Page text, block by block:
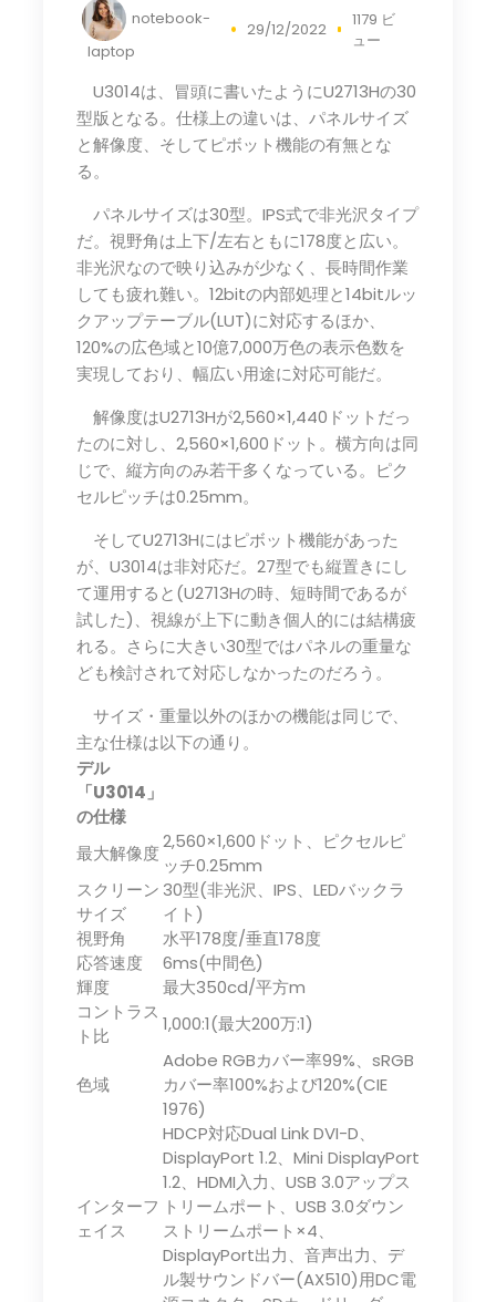
notebook-
laptop
29/12/2022
1179 ビ
ュー
U3014は、冒頭に書いたようにU2713Hの30
型版となる。仕様上の違いは、パネルサイズ
と解像度、そしてピボット機能の有無とな
る。
パネルサイズは30型。IPS式で非光沢タイプ
だ。視野角は上下/左右ともに178度と広い。
非光沢なので映り込みが少なく、長時間作業
しても疲れ難い。12bitの内部処理と14bitルッ
クアップテーブル(LUT)に対応するほか、
120%の広色域と10億7,000万色の表示色数を
実現しており、幅広い用途に対応可能だ。
解像度はU2713Hが2,560×1,440ドットだっ
たのに対し、2,560×1,600ドット。横方向は同
じで、縦方向のみ若干多くなっている。ピク
セルピッチは0.25mm。
そしてU2713Hにはピボット機能があった
が、U3014は非対応だ。27型でも縦置きにし
て運用すると(U2713Hの時、短時間であるが
試した)、視線が上下に動き個人的には結構疲
れる。さらに大きい30型ではパネルの重量な
ども検討されて対応しなかったのだろう。
サイズ・重量以外のほかの機能は同じで、
主な仕様は以下の通り。
デル
「U3014」
の仕様
最大解像度
2,560×1,600ドット、ピクセルピ
ッチ0.25mm
スクリーン
サイズ
30型(非光沢、IPS、LEDバックラ
イト)
視野角
水平178度/垂直178度
応答速度
6ms(中間色)
輝度
最大350cd/平方m
コントラス
ト比
1,000:1(最大200万:1)
色域
Adobe RGBカバー率99%、sRGB
カバー率100%および120%(CIE
1976)
インターフ
ェイス
HDCP対応Dual Link DVI-D、
DisplayPort 1.2、Mini DisplayPort
1.2、HDMI入力、USB 3.0アップス
トリームポート、USB 3.0ダウン
ストリームポート×4、
DisplayPort出力、音声出力、デ
ル製サウンドバー(AX510)用DC電